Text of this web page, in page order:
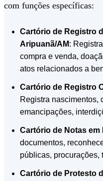
com funções específicas:
Cartório de Registro
Aripuanã/AM:
compra e venda,
atos relacionados a
Cartório de Registro
Registra nascimentos,
emancipações,
Cartório de Notas em
documentos,
públicas, procurações,
Cartório de Protesto